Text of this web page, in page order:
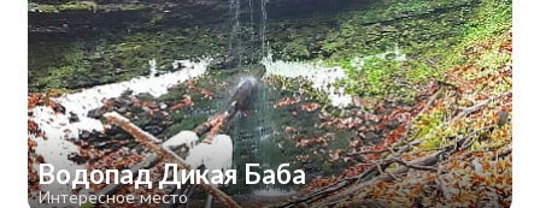
Водопад Дикая Баба
Интересное место